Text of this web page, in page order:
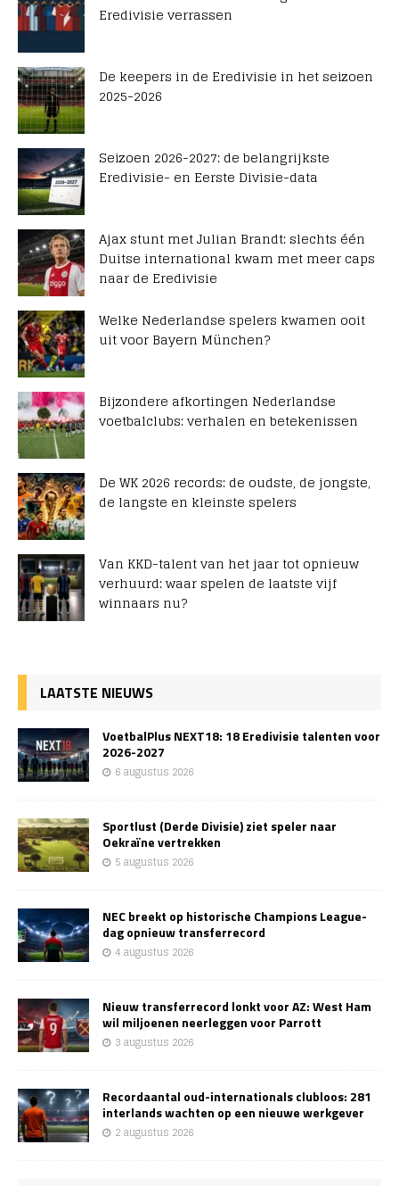
Eredivisie verrassen
De keepers in de Eredivisie in het seizoen
2025-2026
Seizoen 2026-2027: de belangrijkste
Eredivisie- en Eerste Divisie-data
Ajax stunt met Julian Brandt: slechts één
Duitse international kwam met meer caps
naar de Eredivisie
Welke Nederlandse spelers kwamen ooit
uit voor Bayern München?
Bijzondere afkortingen Nederlandse
voetbalclubs: verhalen en betekenissen
De WK 2026 records: de oudste, de jongste,
de langste en kleinste spelers
Van KKD-talent van het jaar tot opnieuw
verhuurd: waar spelen de laatste vijf
winnaars nu?
LAATSTE NIEUWS
VoetbalPlus NEXT18: 18 Eredivisie talenten voor
2026-2027
6 augustus 2026
Sportlust (Derde Divisie) ziet speler naar
Oekraïne vertrekken
5 augustus 2026
NEC breekt op historische Champions League-
dag opnieuw transferrecord
4 augustus 2026
Nieuw transferrecord lonkt voor AZ: West Ham
wil miljoenen neerleggen voor Parrott
3 augustus 2026
Recordaantal oud-internationals clubloos: 281
interlands wachten op een nieuwe werkgever
2 augustus 2026